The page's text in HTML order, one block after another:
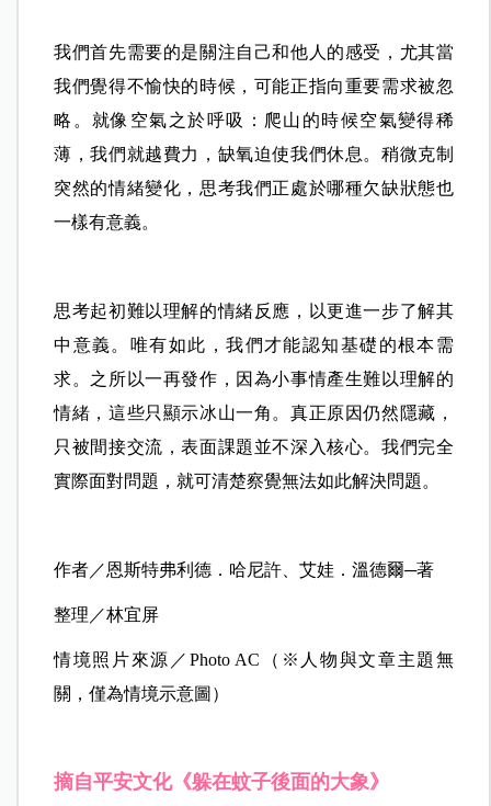
我們首先需要的是關注自己和他人的感受，尤其當
我們覺得不愉快的時候，可能正指向重要需求被忽
略。就像空氣之於呼吸：爬山的時候空氣變得稀
薄，我們就越費力，缺氧迫使我們休息。稍微克制
突然的情緒變化，思考我們正處於哪種欠缺狀態也
一樣有意義。
思考起初難以理解的情緒反應，以更進一步了解其
中意義。唯有如此，我們才能認知基礎的根本需
求。之所以一再發作，因為小事情產生難以理解的
情緒，這些只顯示冰山一角。真正原因仍然隱藏，
只被間接交流，表面課題並不深入核心。我們完全
實際面對問題，就可清楚察覺無法如此解決問題。
作者／恩斯特弗利德．哈尼許、艾娃．溫德爾─著
整理／林宜屏
情境照片來源／Photo AC（※人物與文章主題無
關，僅為情境示意圖）
摘自平安文化《躲在蚊子後面的大象》